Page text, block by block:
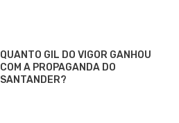
QUANTO GIL DO VIGOR GANHOU
COM A PROPAGANDA DO
SANTANDER?